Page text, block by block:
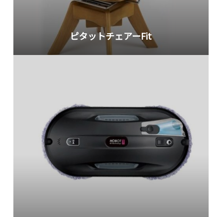
ピタットチェアーFit